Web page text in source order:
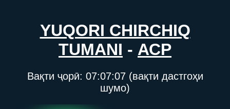
YUQORI CHIRCHIQ
TUMANI - АСР
Вақти ҷорӣ: 07:07:07(вақти дастгоҳи
шумо)